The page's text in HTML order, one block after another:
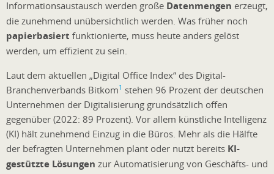
Informationsaustausch werden große Datenmengen erzeugt,
die zunehmend unübersichtlich werden. Was früher noch
papierbasiert funktionierte, muss heute anders gelöst
werden, um effizient zu sein.
Laut dem aktuellen „Digital Office Index“ des Digital-
Branchenverbands Bitkom1 stehen 96 Prozent der deutschen
Unternehmen der Digitalisierung grundsätzlich offen
gegenüber (2022: 89 Prozent). Vor allem künstliche Intelligenz
(KI) hält zunehmend Einzug in die Büros. Mehr als die Hälfte
der befragten Unternehmen plant oder nutzt bereits KI-
gestützte Lösungen zur Automatisierung von Geschäfts- und